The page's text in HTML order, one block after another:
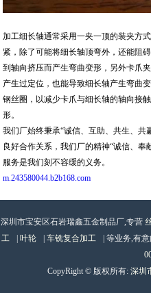
加工细长轴通常采用一夹一顶的装夹方
紧，除了可能将细长轴顶弯外，还能阻
到轴向挤压而产生弯曲变形，另外卡爪
产生过定位，也能导致细长轴产生弯曲
钢丝圈，以减少卡爪与细长轴的轴向接
形。
我们厂始终秉承“诚信、互助、共生、共
良好合作关系，我们厂的精神“诚信、
服务是我们刻不容缓的义务。
m.243580044.b2b168.com
深圳市宝安区石岩瑞鑫五金制品厂,专营
工
叶轮 车铣复合加工 | 等业务,有
CopyRight © 版权所有: 深圳